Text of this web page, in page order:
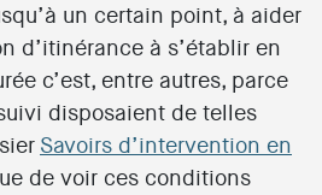
un certain point, à aider
d’itinérance à s’établir en
c’est, entre autres, parce
disposaient de telles
Savoirs d’intervention en
de voir ces conditions